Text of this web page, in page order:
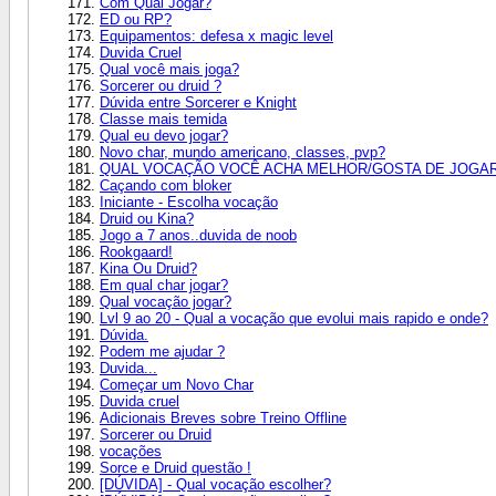
ED ou RP?
Equipamentos: defesa x magic level
Duvida Cruel
Qual você mais joga?
Sorcerer ou druid ?
Dúvida entre Sorcerer e Knight
Classe mais temida
Qual eu devo jogar?
Novo char, mundo americano, classes, pvp?
QUAL VOCAÇÃO VOCÊ ACHA MELHOR/GOSTA DE
Caçando com bloker
Iniciante - Escolha vocação
Druid ou Kina?
Jogo a 7 anos..duvida de noob
Rookgaard!
Kina Ou Druid?
Em qual char jogar?
Qual vocação jogar?
Lvl 9 ao 20 - Qual a vocação que evolui mais rapido e onde?
Dúvida.
Podem me ajudar ?
Duvida...
Começar um Novo Char
Duvida cruel
Adicionais Breves sobre Treino Offline
Sorcerer ou Druid
vocações
Sorce e Druid questão !
[DÚVIDA] - Qual vocação escolher?